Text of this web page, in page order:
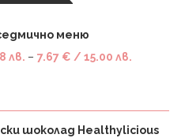
меню
лв. – 7.67 € / 15.00 лв.
шоколад Healthylicious